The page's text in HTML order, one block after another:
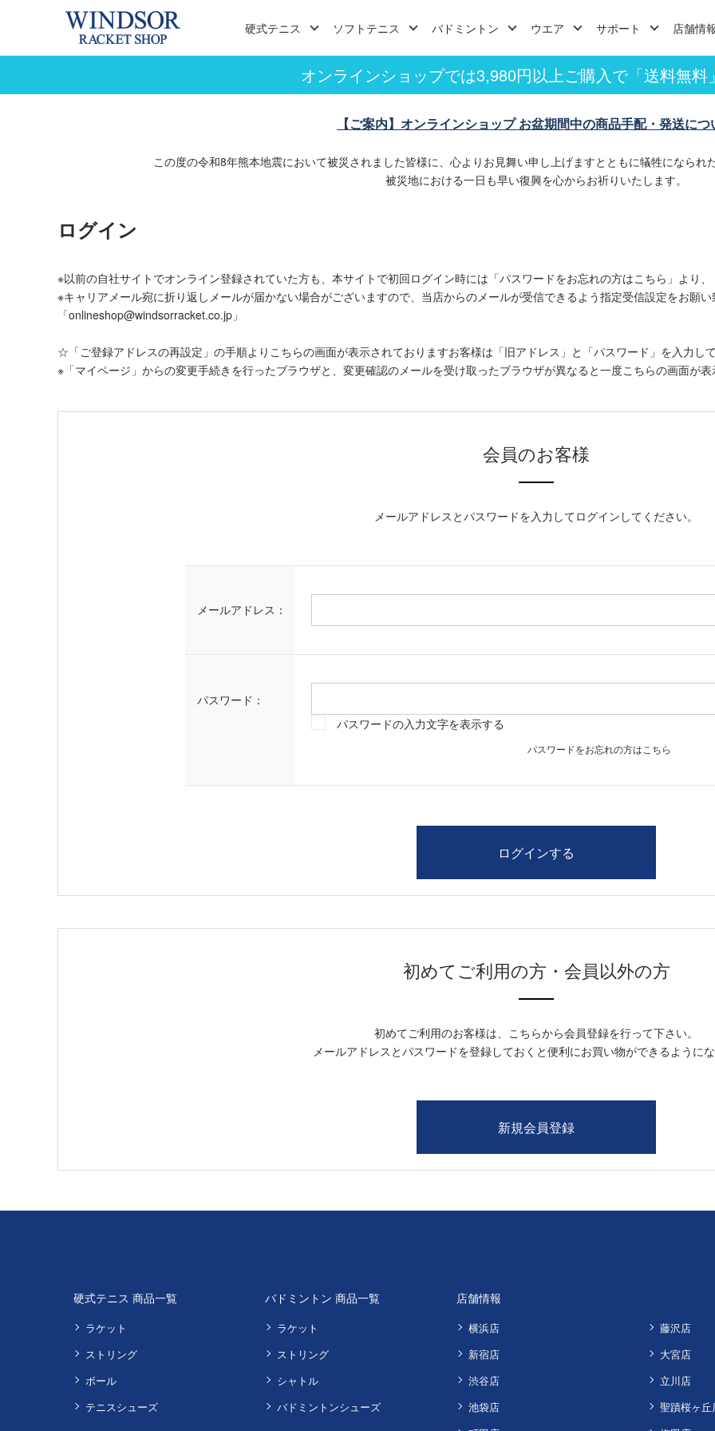
硬式テニス ソフトテニス バドミントン ウエア サポート 店舗情
オンラインショップでは3,980円以上ご購入で「送料無料
【ご案内】オンラインショップ お盆期間中の商品手配・発送につ
この度の令和8年熊本地震において被災されました皆様に、心よりお見舞い申し上げますとともに犠牲になられ
被災地における一日も早い復興を心からお祈りいたします。
ログイン
※以前の自社サイトでオンライン登録されていた方も、本サイトで初回ログイン時には「パスワードをお忘れの方はこちら」より
※キャリアメール宛に折り返しメールが届かない場合がございますので、当店からのメールが受信できるよう指定受信設定をお願
「onlineshop@windsorracket.co.jp」
☆「ご登録アドレスの再設定」の手順よりこちらの画面が表示されておりますお客様は「旧アドレス」と「パスワード」を入力し
※「マイページ」からの変更手続きを行ったブラウザと、変更確認のメールを受け取ったブラウザが異なると一度こちらの画面が
会員のお客様
メールアドレスとパスワードを入力してログインしてください。
メールアドレス：
パスワード：
パスワードの入力文字を表示する
パスワードをお忘れの方はこちら
初めてご利用の方・会員以外の方
初めてご利用のお客様は、こちらから会員登録を行って下さい。
メールアドレスとパスワードを登録しておくと便利にお買い物ができるように
硬式テニス 商品一覧
ラケット
ストリング
ボール
テニスシューズ
バドミントン 商品一覧
ラケット
ストリング
シャトル
バドミントンシューズ
店舗情報
横浜店
新宿店
渋谷店
池袋店
藤沢店
大宮店
立川店
聖蹟桜ヶ丘